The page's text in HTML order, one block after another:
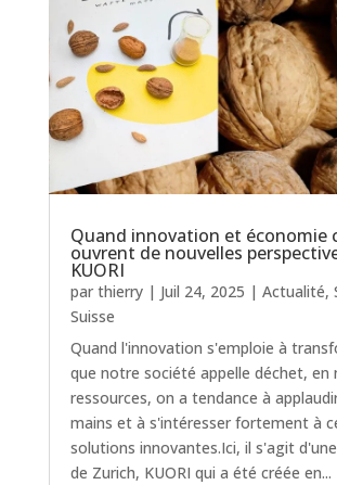
Quand innovation et économie
ouvrent de nouvelles
KUORI
par thierry| Juil 24, 2025 | Actualité,
Suisse
Quand l'innovation s'emploie à
que notre société appelle déchet, en
ressources, on a tendance à
mains et à s'intéresser fortement à
solutions innovantes.Ici, il s'agit
de Zurich, KUORI qui a été créée en...